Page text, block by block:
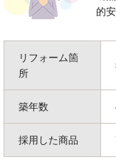
的
リフォーム箇
所
築年数
採用した商品